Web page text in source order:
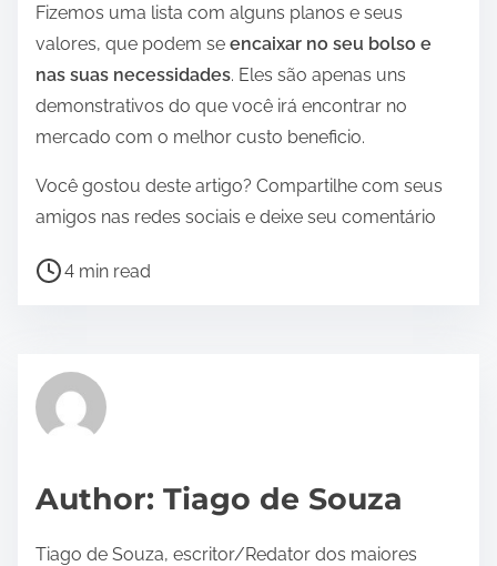
Fizemos uma lista com alguns planos e seus
valores, que podem se encaixar no seu bolso e
nas suas necessidades. Eles são apenas uns
demonstrativos do que você irá encontrar no
mercado com o melhor custo beneficio.
Você gostou deste artigo? Compartilhe com seus
amigos nas redes sociais e deixe seu comentário
P
r
e
t
i
4 min read
Author: Tiago de Souza
Tiago de Souza, escritor/Redator dos maiores